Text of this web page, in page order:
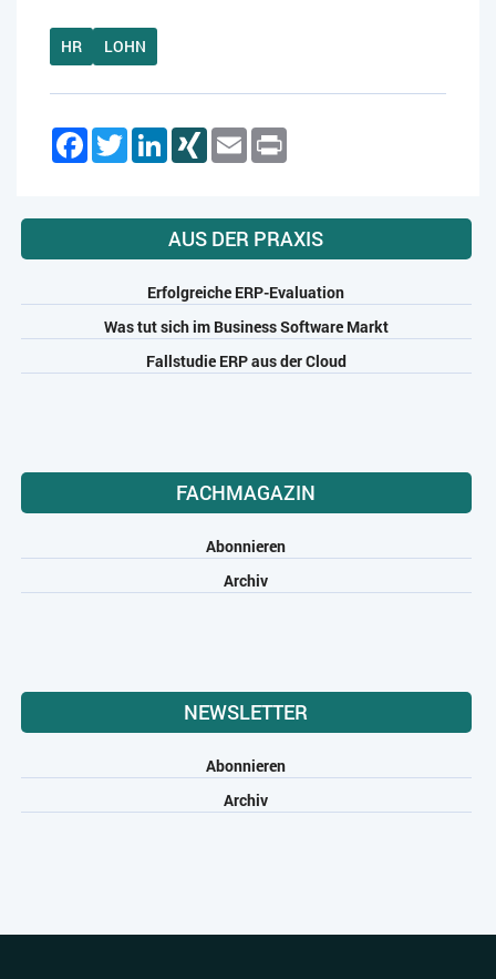
HR LOHN
FacebookTwitterLinkedInXING Email
AUS DER PRAXIS
Erfolgreiche ERP-Evaluation
Was tut sich im Business Software Markt
Fallstudie ERP aus der Cloud
FACHMAGAZIN
Abonnieren
Archiv
NEWSLETTER
Abonnieren
Archiv